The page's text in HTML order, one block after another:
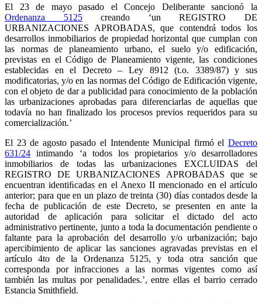
El 23 de mayo pasado el Concejo Deliberante sancionó la
Ordenanza 5125creando ‘un REGISTRO DE
URBANIZACIONES APROBADAS, que contendrá todos los
desarrollos inmobiliarios de propiedad horizontal que cumplan con
las normas de planeamiento urbano, el suelo y/o edificación,
previstas en el Código de Planeamiento vigente, las condiciones
establecidas en el Decreto – Ley 8912 (t.o. 3389/87) y sus
modificatorias, y/o en las normas del Código de Edificación vigente,
con el objeto de dar a publicidad para conocimiento de la población
las urbanizaciones aprobadas para diferenciarlas de aquellas que
todavía no han finalizado los procesos previos requeridos para su
comercialización.’
El 23 de agosto pasado el Intendente Municipal firmó el Decreto
631/24 intimando ‘a todos los propietarios y/o desarrolladores
inmobiliarios de todas las urbanizaciones EXCLUIDAS del
REGISTRO DE URBANIZACIONES APROBADAS que se
encuentran identiﬁcadas en el Anexo II mencionado en el artículo
anterior; para que en un plazo de treinta (30) días contados desde la
fecha de publicación de este Decreto, se presenten en ante la
autoridad de aplicación para solicitar el dictado del acto
administrativo pertinente, junto a toda la documentación pendiente o
faltante para la aprobación del desarrollo y/o urbanización; bajo
apercibimiento de aplicar las sanciones agravadas previstas en el
artículo 4to de la Ordenanza 5125, y toda otra sanción que
corresponda por infracciones a las normas vigentes como así
también las multas por penalidades.’, entre ellas el barrio cerrado
Estancia Smithfield.